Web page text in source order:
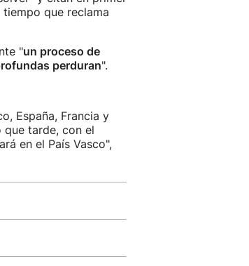
tiempo que reclama
"un proceso de
perduran".
España, Francia y
que tarde, con el
en el País Vasco",